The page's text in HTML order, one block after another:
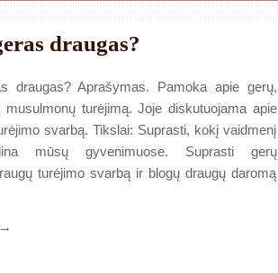
draugas?
draugas? Aprašymas. Pamoka apie gerų,
musulmonų turėjimą. Joje diskutuojama apie
svarbą. Tikslai: Suprasti, kokį vaidmenį
mūsų gyvenimuose. Suprasti gerų
turėjimo svarbą ir blogų draugų daromą